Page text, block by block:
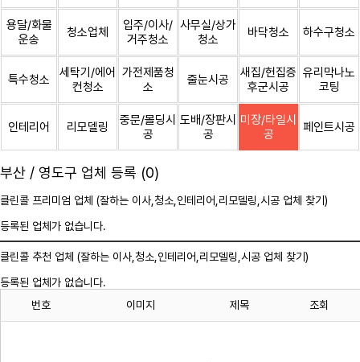
용달/화물
운송
청소업체
입주/이사/
거주청소
사무실/상가
청소
바닥청소 하수구청소
특수청소
세탁기/에어
컨청소
가전제품청
소
줄눈시공
새집/헌집증
후군시공
유리막나노
코팅
인테리어 리모델링
중문/몰딩시
공
도배/장판시
공
미장/타일시
공
페인트시공
부산 / 영도구 업체 등록 (0)
클린콜 프리미엄 업체 (잘하는 이사, 청소 ,인테리어,리모델링,시공 업체 찾기)
등록된 업체가 없습니다.
클린콜 추천 업체 (잘하는 이사, 청소 ,인테리어,리모델링,시공 업체 찾기)
등록된 업체가 없습니다.
번호
이미지 제목 조회